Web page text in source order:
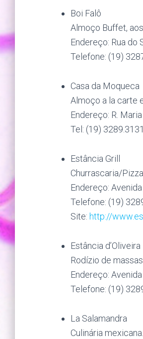
Boi Falô
Almoço Buffet,
Endereço: Rua do
Telefone: (19)
Casa da Moqueca
Almoço a la carte
Endereço: R.
Tel: (19)
Estância Grill
Churrascaria/
Endereço:
Telefone: (19)
Site: http://
Estância d’Oliveira
Rodízio de massas.
Endereço:
Telefone: (19)
La Salamandra
Culinária